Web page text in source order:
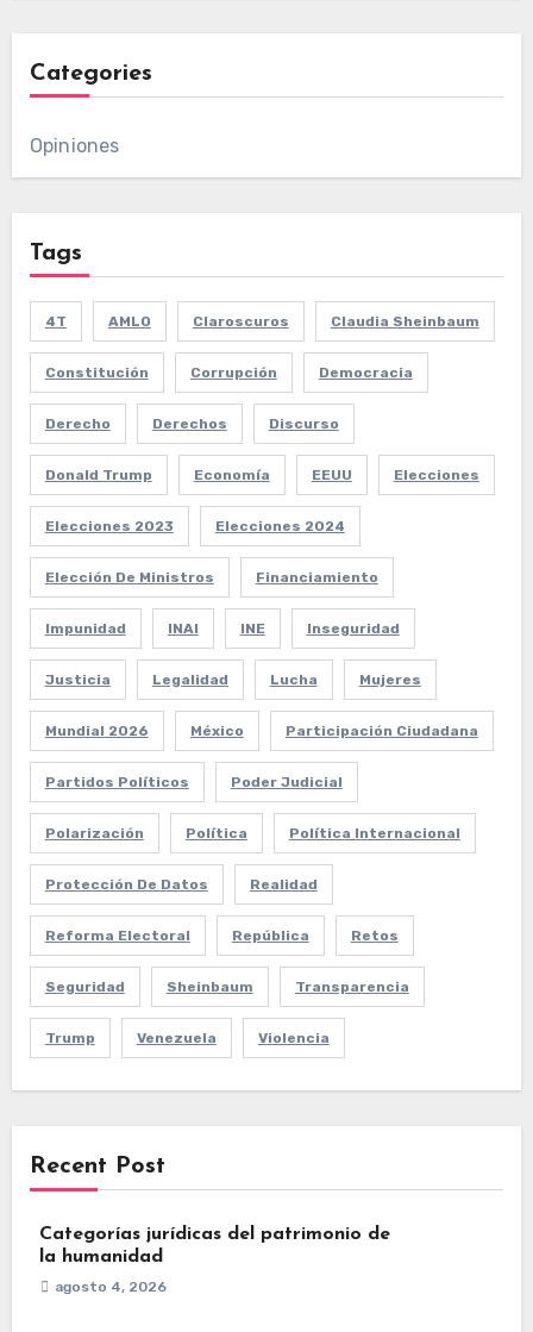
Categories
Opiniones
Tags
4T AMLO Claroscuros Claudia Sheinbaum
Constitución Corrupción Democracia
Derecho Derechos Discurso
Donald Trump Economía EEUU Elecciones
Elecciones 2023 Elecciones 2024
Elección De Ministros Financiamiento
Impunidad INAI INE Inseguridad
Justicia Legalidad Lucha Mujeres
Mundial 2026 México Participación Ciudadana
Partidos Políticos Poder Judicial
Polarización Política Política Internacional
Protección De Datos Realidad
Reforma Electoral República Retos
Seguridad Sheinbaum Transparencia
Trump Venezuela Violencia
Recent Post
Categorías jurídicas del patrimonio de
la humanidad
agosto 4, 2026